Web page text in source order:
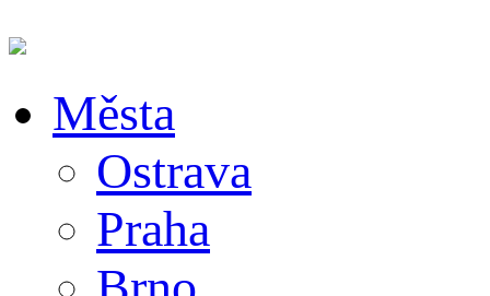
Města
Ostrava
Praha